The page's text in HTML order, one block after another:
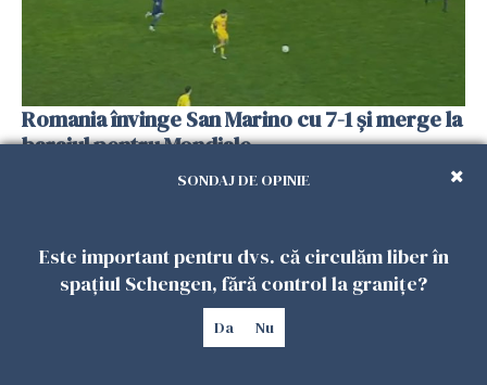
Romania învinge San Marino cu 7-1 și merge la
barajul pentru Mondiale
SONDAJ DE OPINIE
Este important pentru dvs. că circulăm liber în
spațiul Schengen, fără control la granițe?
Da Nu